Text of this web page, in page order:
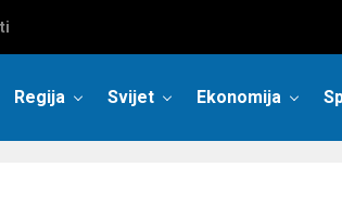
Regija Svijet Ekonomija